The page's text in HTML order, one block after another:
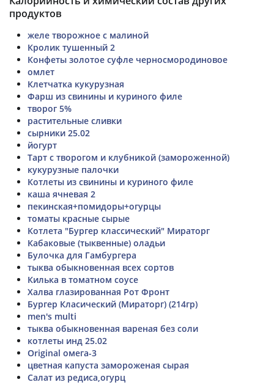
продуктов
желе творожное с малиной
Кролик тушенный 2
Конфеты золотое суфле черносмородиновое
омлет
Клетчатка кукурузная
Фарш из свинины и куриного филе
творог 5%
растительные сливки
сырники 25.02
йогурт
Тарт с творогом и клубникой (замороженной)
кукурузные палочки
Котлеты из свинины и куриного филе
каша ячневая 2
пекинская+помидоры+огурцы
томаты красные сырые
Котлета "Бургер классический" Мираторг
Кабаковые (тыквенные) оладьи
Булочка для Гамбургера
тыква обыкновенная всех сортов
Килька в томатном соусе
Халва глазированная Рот Фронт
Бургер Класический (Мираторг) (214гр)
men's multi
тыква обыкновенная вареная без соли
котлеты инд 25.02
Original омега-3
цветная капуста замороженая сырая
Салат из редиса,огурц